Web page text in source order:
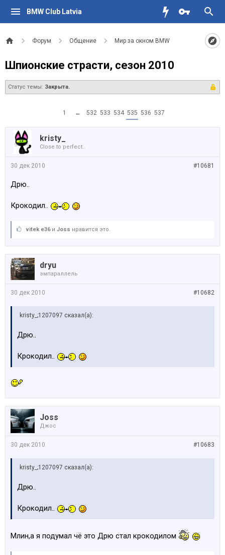
BMW Club Latvia
Форум Общение Мир за окном BMW
Шпионские страсти, сезон 2010
Статус темы: Закрыта.
1 ← 532 533 534 535 536 537
kristy_
Close to perfect..
#10681
30 дек 2010
Дрю..
Крокодил..
vitek e36и Joss нравится это.
dryu
эмпараллель
#10682
30 дек 2010
kristy_;1207097 сказал(а):
Дрю..
Крокодил..
Joss
Джос
#10683
30 дек 2010
kristy_;1207097 сказал(а):
Дрю..
Крокодил..
Млин,а я подумал чё это Дрю стал крокодилом